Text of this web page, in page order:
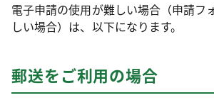
電子申請の使用が難しい場合（申請フ
しい場合）は、以下になります。
郵送をご利用の場合